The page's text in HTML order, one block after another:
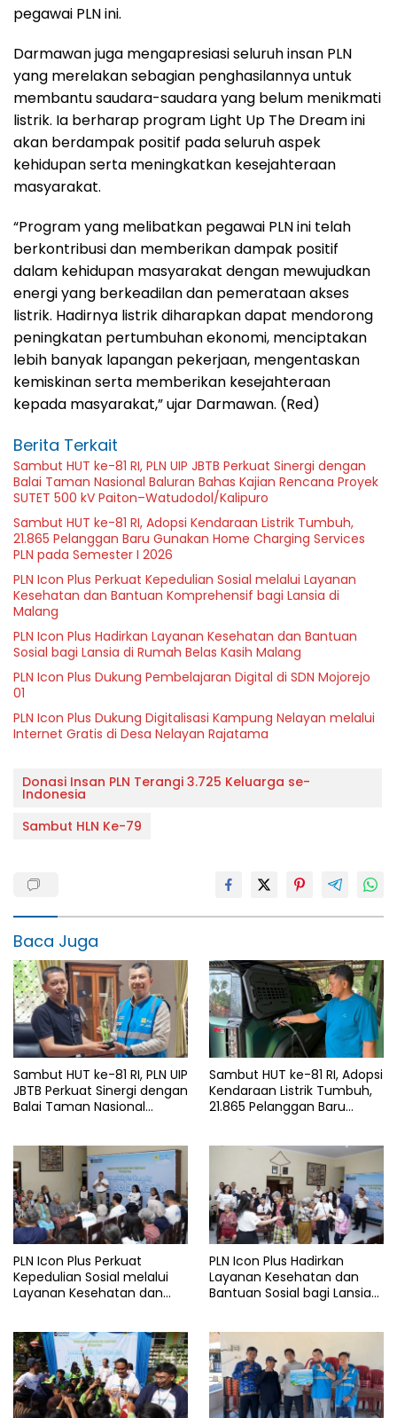
pegawai PLN ini.
Darmawan juga mengapresiasi seluruh insan PLN
yang merelakan sebagian penghasilannya untuk
membantu saudara-saudara yang belum menikmati
listrik. Ia berharap program Light Up The Dream ini
akan berdampak positif pada seluruh aspek
kehidupan serta meningkatkan kesejahteraan
masyarakat.
“Program yang melibatkan pegawai PLN ini telah
berkontribusi dan memberikan dampak positif
dalam kehidupan masyarakat dengan mewujudkan
energi yang berkeadilan dan pemerataan akses
listrik. Hadirnya listrik diharapkan dapat mendorong
peningkatan pertumbuhan ekonomi, menciptakan
lebih banyak lapangan pekerjaan, mengentaskan
kemiskinan serta memberikan kesejahteraan
kepada masyarakat,” ujar Darmawan. (Red)
Berita Terkait
Sambut HUT ke-81 RI, PLN UIP JBTB Perkuat Sinergi dengan
Balai Taman Nasional Baluran Bahas Kajian Rencana Proyek
SUTET 500 kV Paiton–Watudodol/Kalipuro
Sambut HUT ke-81 RI, Adopsi Kendaraan Listrik Tumbuh,
21.865 Pelanggan Baru Gunakan Home Charging Services
PLN pada Semester I 2026
PLN Icon Plus Perkuat Kepedulian Sosial melalui Layanan
Kesehatan dan Bantuan Komprehensif bagi Lansia di
Malang
PLN Icon Plus Hadirkan Layanan Kesehatan dan Bantuan
Sosial bagi Lansia di Rumah Belas Kasih Malang
PLN Icon Plus Dukung Pembelajaran Digital di SDN Mojorejo
01
PLN Icon Plus Dukung Digitalisasi Kampung Nelayan melalui
Internet Gratis di Desa Nelayan Rajatama
Donasi Insan PLN Terangi 3.725 Keluarga se-
Indonesia
Sambut HLN Ke-79
Baca Juga
Sambut HUT ke-81 RI, PLN UIP
JBTB Perkuat Sinergi dengan
Balai Taman Nasional
kV Paiton–
Watudodol/Kalipuro
Sambut HUT ke-81 RI, Adopsi
Kendaraan Listrik Tumbuh,
21.865 Pelanggan Baru
PLN Icon Plus Perkuat
Kepedulian Sosial melalui
Layanan Kesehatan dan
PLN Icon Plus Hadirkan
Layanan Kesehatan dan
Bantuan Sosial bagi Lansia